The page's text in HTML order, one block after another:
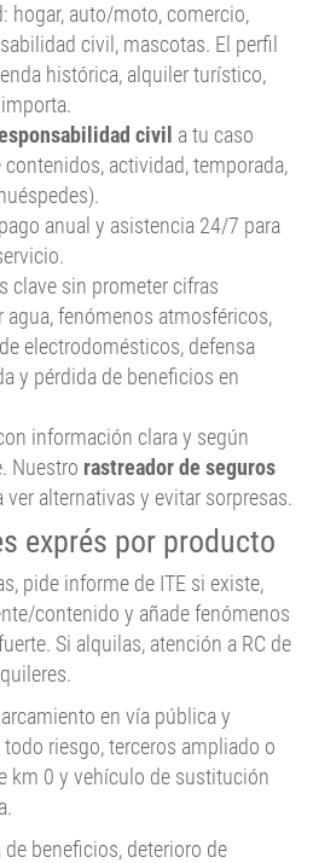
hogar, auto/moto, comercio,
civil, mascotas. El perfil
histórica, alquiler turístico,
civil a tu caso
actividad, temporada,
anual y asistencia 24/7 para
clave sin prometer cifras
agua, fenómenos atmosféricos,
electrodomésticos, defensa
y pérdida de beneficios en
información clara y según
Nuestro rastreador de seguros
ver alternativas y evitar sorpresas.
exprés por producto
pide informe de ITE si existe,
contenido y añade fenómenos
Si alquilas, atención a RC de
en vía pública y
riesgo, terceros ampliado o
km 0 y vehículo de sustitución
de beneficios, deterioro de